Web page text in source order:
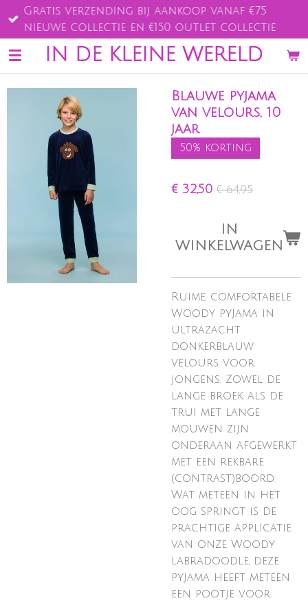
Ga
direct
naar
de
IN DE KLEINE WERELD
Gratis verzending bij aankoop vanaf €75
nieuwe collectie en €150 outlet collectie
Blauwe pyjama
van velours, 10
jaar
50% korting
€ 32,50 € 64,95
IN
WINKELWAGEN
Ruime, comfortabele
Woody pyjama in
ultrazacht
donkerblauw
velours voor
jongens. Zowel de
lange broek als de
trui met lange
mouwen zijn
onderaan afgewerkt
met een rekbare
(contrast)boord.
Wat meteen in het
oog springt is de
prachtige applicatie
van onze Woody
labradoodle, deze
pyjama heeft meteen
een pootje voor.